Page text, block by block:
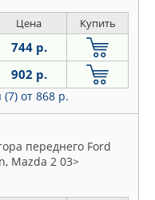
мм
Цена Купить
744 р.
902 р.
(7) от 868 р.
переднего Ford
Mazda 2 03>